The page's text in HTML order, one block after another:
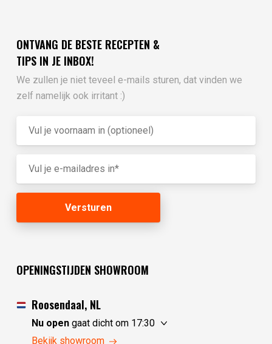
ONTVANG DE BESTE RECEPTEN &
TIPS IN JE INBOX!
We zullen je niet teveel e-mails sturen, dat vinden we
zelf namelijk ook irritant :)
OPENINGSTIJDEN SHOWROOM
Roosendaal, NL
Nu opengaat dicht om 17:30
zaterdag
Bekijk showroom